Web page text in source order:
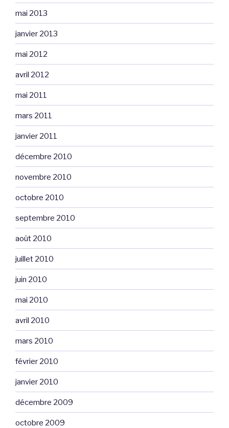
mai 2013
janvier 2013
mai 2012
avril 2012
mai 2011
mars 2011
janvier 2011
décembre 2010
novembre 2010
octobre 2010
septembre 2010
août 2010
juillet 2010
juin 2010
mai 2010
avril 2010
mars 2010
février 2010
janvier 2010
décembre 2009
octobre 2009